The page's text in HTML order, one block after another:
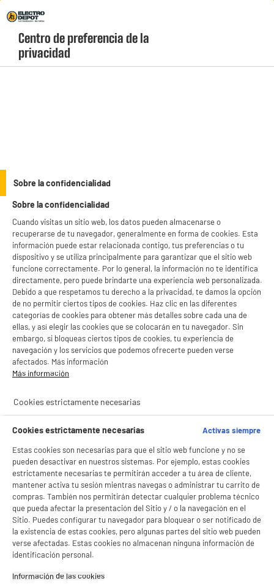
Menú
geolocation-header-icon-text
account
product_anchor_characteristics
9€96
Cuyo0€01
Rechazar todas
BIENVENIDO a ELECTRO
DEPOT
Con el fin de mejorar tu experiencia, y tras tu consentimiento, ELECTRO DEPOT
y sus socios utilizan cookies que procesan tus datos personales para:
- compartir contenido adaptado a tus preferencias
- ofrecer publicidad y comunicaciones personalizadas
- facilitar el intercambio de contenido en las redes sociales
- analizar el tráfico en nuestro sitio web Consulta la política de cookies.
Consulta la política de cookies..
estadísticas anónimas basadas en tu navegación. Puedes oponerte a su uso
Centro de preferencia de la
privacidad
Sobre la confidencialidad
Sobre la confidencialidad
Cuando visitas un sitio web, los datos pueden almacenarse o
recuperarse de tu navegador, generalmente en forma de cookies. Esta
información puede estar relacionada contigo, tus preferencias o tu
dispositivo y se utiliza principalmente para garantizar que el sitio web
funcione correctamente. Por lo general, la información no te identifica
directamente, pero puede brindarte una experiencia web personalizada.
Debido a que respetamos tu derecho a la privacidad, te damos la opción
de no permitir ciertos tipos de cookies. Haz clic en las diferentes
categorías de cookies para obtener más detalles sobre cada una de
ellas, y así elegir las cookies que se colocarán en tu navegador. Sin
embargo, si bloqueas ciertos tipos de cookies, tu experiencia de
navegación y los servicios que podemos ofrecerte pueden verse
afectados. Más información
Más información
Cookies estrictamente necesarias
Cookies estrictamente necesarias
Activas siempre
Estas cookies son necesarias para que el sitio web funcione y no se
pueden desactivar en nuestros sistemas. Por ejemplo, estas cookies
estrictamente necesarias te permitirán acceder a tu área de cliente,
mantener activa tu sesión mientras navegas o administrar tu carrito de
compras. También nos permitirán detectar cualquier problema técnico
que pueda afectar la presentación del Sitio y / o la navegación en el
Sitio. Puedes configurar tu navegador para bloquear o ser notificado de
la existencia de estas cookies, pero algunas partes del sitio web pueden
verse afectadas. Estas cookies no almacenan ninguna información de
identificación personal.
Información de las cookies‎